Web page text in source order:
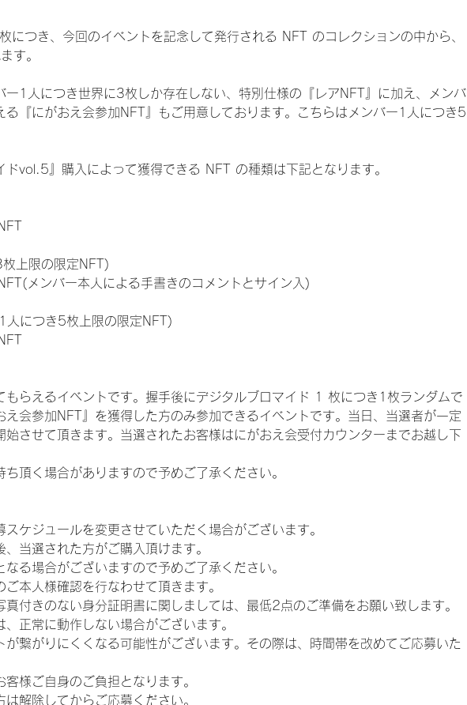
につき、今回のイベントを記念して発行される NFT のコレクションの中から、
す。
ー1人につき世界に3枚しか存在しない、特別仕様の『レアNFT』に加え、メンバ
る『にがおえ会参加NFT』もご用意しております。こちらはメンバー1人につき5
vol.5』購入によって獲得できる NFT の種類は下記となります。
上限の限定NFT)
メンバー本人による手書きのコメントとサイン入)
人につき5枚上限の限定NFT)
もらえるイベントです。握手後にデジタルブロマイド 1 枚につき1枚ランダムで
会参加NFT』を獲得した方のみ参加できるイベントです。当日、当選者が一定
させて頂きます。当選されたお客様はにがおえ会受付カウンターまでお越し下
頂く場合がありますので予めご了承ください。
ケジュールを変更させていただく場合がございます。
当選された方がご購入頂けます。
る場合がございますので予めご了承ください。
本人様確認を行なわせて頂きます。
付きのない身分証明書に関しましては、最低2点のご準備をお願い致します。
正常に動作しない場合がございます。
繋がりにくくなる可能性がございます。その際は、時間帯を改めてご応募いた
様ご自身のご負担となります。
解除してからご応募ください。